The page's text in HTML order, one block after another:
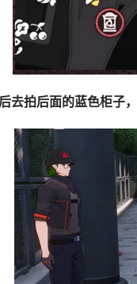
去拍后面的蓝色柜子，